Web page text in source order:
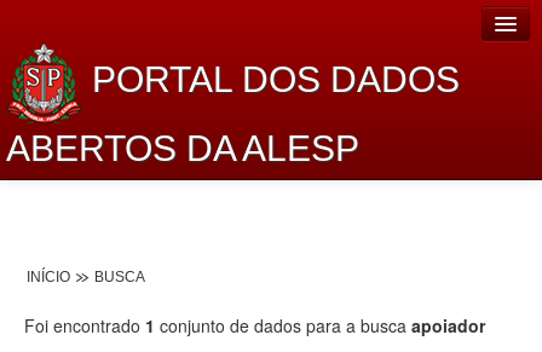
PORTAL DOS DADOS
ABERTOS DA ALESP
Lei de Acesso à Informação
INÍCIO BUSCA
Foi encontrado 1 conjunto de dados para a busca apoiador